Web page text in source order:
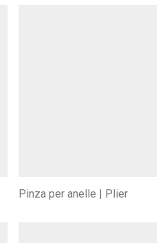
Pinza per anelle | Plier